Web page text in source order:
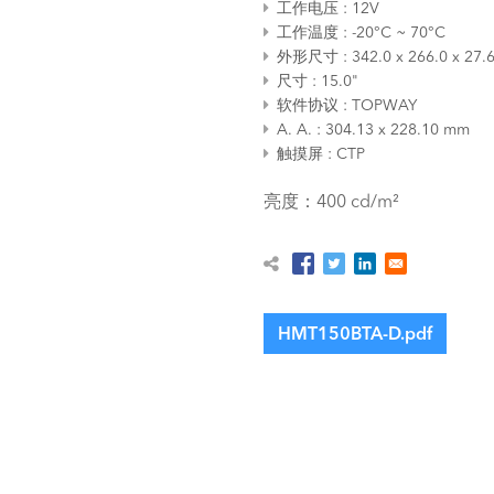
工作电压
12V
工作温度
-20°C ~ 70°C
外形尺寸
342.0 x 266.0 x
尺寸
15.0"
软件协议
TOPWAY
A. A.
304.13 x 228.10 mm
触摸屏
CTP
亮度：400 cd/m²
HMT150BTA-D.pdf